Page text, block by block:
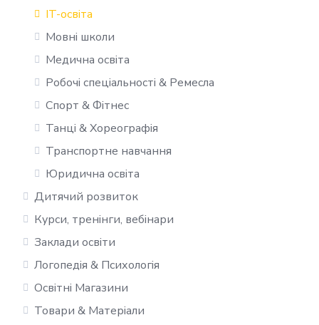
IT-освіта
Мовні школи
Медична освіта
Робочі спеціальності & Ремесла
Спорт & Фітнес
Танці & Хореографія
Транспортне навчання
Юридична освіта
Дитячий розвиток
Курси, тренінги, вебінари
Заклади освіти
Логопедія & Психологія
Освітні Магазини
Товари & Матеріали